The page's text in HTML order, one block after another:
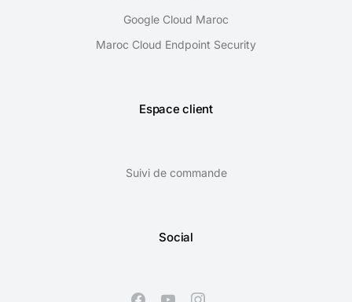
Google Cloud Maroc
Maroc Cloud Endpoint Security
Espace client
Suivi de commande
Social